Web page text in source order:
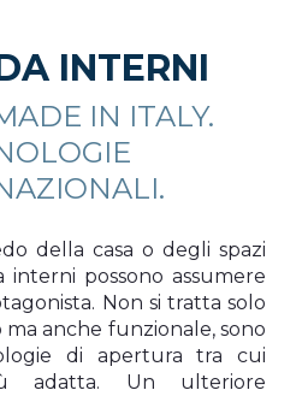
INTERNI
IN ITALY.
della casa o degli spazi
interni possono assumere
Non si tratta solo
anche funzionale, sono
di apertura tra cui
adatta. Un ulteriore